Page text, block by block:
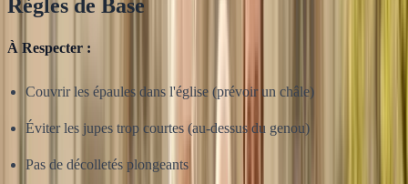
Règles de Base
À Respecter :
Couvrir les épaules dans l'église (prévoir un châle)
Éviter les jupes trop courtes (au-dessus du genou)
Pas de décolletés plongeants